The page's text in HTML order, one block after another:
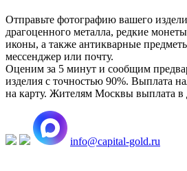
Отправьте фотографию вашего
драгоценного металла, редкие
иконы, а также антикварные
мессенджер или почту.
Оценим за 5 минут и сообщим
изделия с точностью 90%. Выплата
на карту. Жителям Москвы выплата в
info@capital-gold.ru